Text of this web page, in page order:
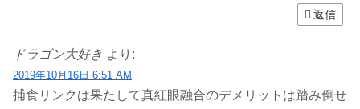
返信
ドラゴン大好き より:
2019年10月16日 6:51 AM
捕食リンクは果たして真紅眼融合のデメリットは踏み倒せ